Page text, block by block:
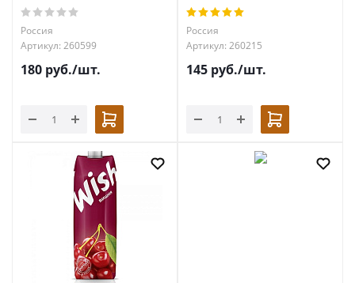
Россия
Артикул: 260599
180 руб./шт.
Россия
Артикул: 260215
145 руб./шт.